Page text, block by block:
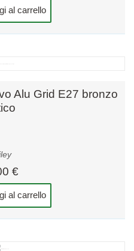
al carrello
Alu Grid E27 bronzo
€
al carrello